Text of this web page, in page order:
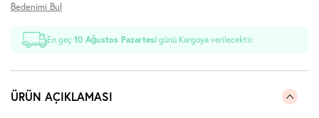
Bedenimi Bul
En geç10 Ağustos Pazartesi günü Kargoya verilecektir.
ÜRÜN AÇIKLAMASI